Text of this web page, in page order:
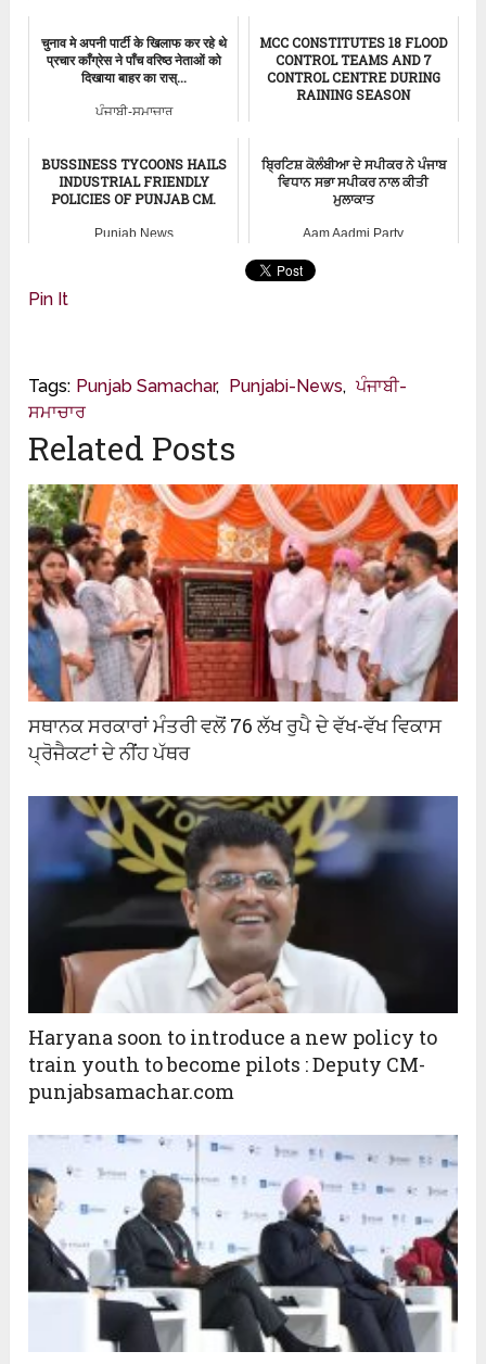
चुनाव मे अपनी पार्टी के खिलाफ कर रहे थे
प्रचार काँग्रेस ने पाँच वरिष्ठ नेताओं को
दिखाया बाहर का रास्...
ਪੰਜਾਬੀ-ਸਮਾਚਾਰ
MCC CONSTITUTES 18 FLOOD
CONTROL TEAMS AND 7
CONTROL CENTRE DURING
RAINING SEASON
BUSSINESS TYCOONS HAILS
INDUSTRIAL FRIENDLY
POLICIES OF PUNJAB CM.
Punjab News
ਬ੍ਰਿਟਿਸ਼ ਕੋਲੰਬੀਆ ਦੇ ਸਪੀਕਰ ਨੇ ਪੰਜਾਬ
ਵਿਧਾਨ ਸਭਾ ਸਪੀਕਰ ਨਾਲ ਕੀਤੀ
ਮੁਲਾਕਾਤ
Aam Aadmi Party
Pin It
Tags: Punjab Samachar, Punjabi-News, ਪੰਜਾਬੀ-
ਸਮਾਚਾਰ
Related Posts
ਸਥਾਨਕ ਸਰਕਾਰਾਂ ਮੰਤਰੀ ਵਲੋਂ 76 ਲੱਖ ਰੁਪੈ ਦੇ ਵੱਖ-ਵੱਖ ਵਿਕਾਸ
ਪ੍ਰੋਜੈਕਟਾਂ ਦੇ ਨੀਂਹ ਪੱਥਰ
Haryana soon to introduce a new policy to
train youth to become pilots : Deputy CM-
punjabsamachar.com